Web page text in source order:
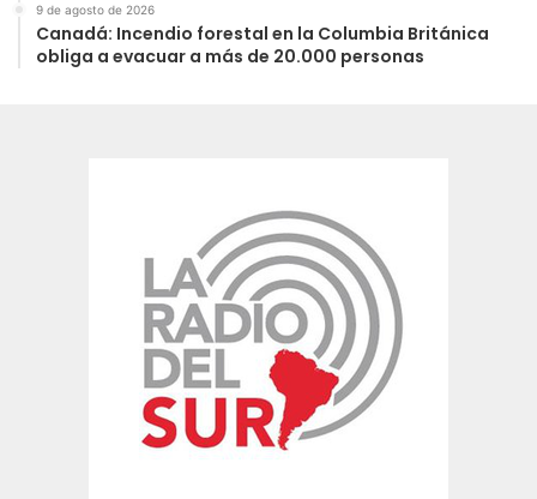
9 de agosto de 2026
Canadá: Incendio forestal en la Columbia Británica
obliga a evacuar a más de 20.000 personas